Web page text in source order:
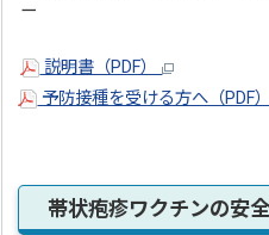
ー
説明書（PDF）
予防接種を受ける方へ（PDF
帯状疱疹ワクチンの安